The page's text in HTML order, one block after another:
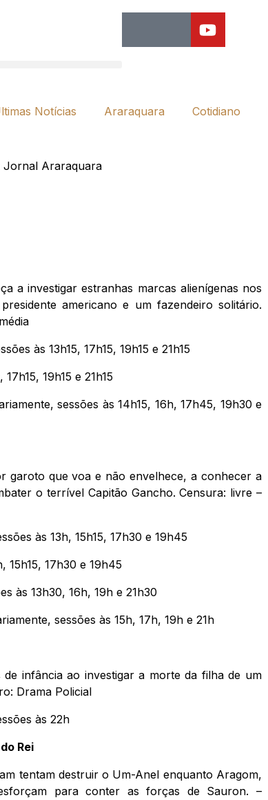
Notícias Araraquara Cotidiano
Jornal Araraquara
a investigar estranhas marcas alienígenas nos
americano e um fazendeiro solitário.
às 13h15, 17h15, 19h15 e 21h15
19h15 e 21h15
sessões às 14h15, 16h, 17h45, 19h30 e
garoto que voa e não envelhece, a conhecer a
o terrível Capitão Gancho. Censura: livre –
às 13h, 15h15, 17h30 e 19h45
15h15, 17h30 e 19h45
às 13h30, 16h, 19h e 21h30
sessões às 15h, 17h, 19h e 21h
de infância ao investigar a morte da filha de um
Drama Policial
às 22h
Rei
tentam destruir o Um-Anel enquanto Aragom,
para conter as forças de Sauron. –